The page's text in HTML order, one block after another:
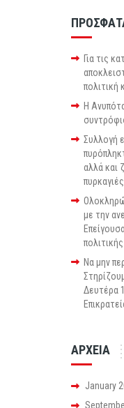
Για τις
πολιτική
Η
Συλλογή
αλλά και
με την
Να μην
Δευτέρα
ΑΡΧΕΙΑ
January